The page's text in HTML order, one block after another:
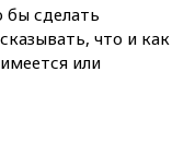
погиб при
попасть из Марокко в
параплане
бы сделать
что и как
или